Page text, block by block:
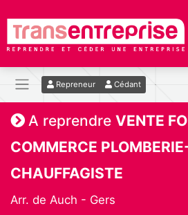
Repreneur Cédant
A reprendre VENTE
COMMERCE
CHAUFFAGISTE
Arr. de Auch - Gers